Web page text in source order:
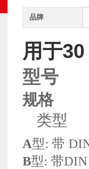
品牌
用于
型号
规格
类型
A型: 带
B型: 带